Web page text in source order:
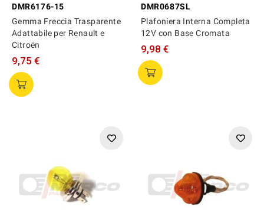
DMR6176-15
Gemma Freccia Trasparente
Adattabile per Renault e
Citroën
9,75 €
DMR0687SL
Plafoniera Interna Completa
12V con Base Cromata
9,98 €